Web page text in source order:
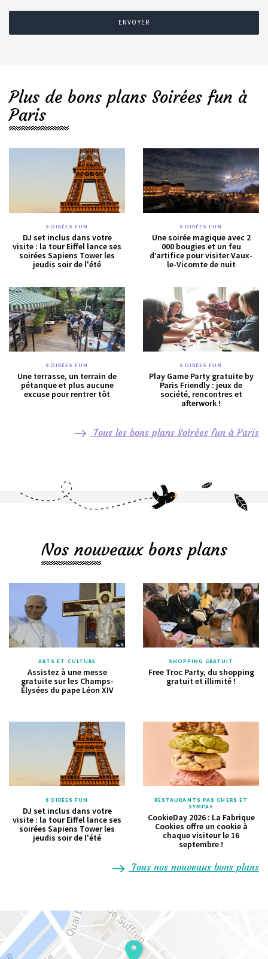
ENVOYER
Plus de bons plans Soirées fun à
Paris
SOIRÉES FUN
DJ set inclus dans votre
visite : la tour Eiffel lance ses
soirées Sapiens Tower les
jeudis soir de l'été
SOIRÉES FUN
Une soirée magique avec 2
000 bougies et un feu
d’artifice pour visiter Vaux-
le-Vicomte de nuit
SOIRÉES FUN
Une terrasse, un terrain de
pétanque et plus aucune
excuse pour rentrer tôt
SOIRÉES FUN
Play Game Party gratuite by
Paris Friendly : jeux de
société, rencontres et
afterwork !
Tous les bons plans Soirées fun à Paris
Nos nouveaux bons plans
ARTS ET CULTURE
Assistez à une messe
gratuite sur les Champs-
Élysées du pape Léon XIV
SHOPPING GRATUIT
Free Troc Party, du shopping
gratuit et illimité !
SOIRÉES FUN
DJ set inclus dans votre
visite : la tour Eiffel lance ses
soirées Sapiens Tower les
jeudis soir de l'été
RESTAURANTS PAS CHERS ET
SYMPAS
CookieDay 2026 : La Fabrique
Cookies offre un cookie à
chaque visiteur le 16
septembre !
Tous nos nouveaux bons plans